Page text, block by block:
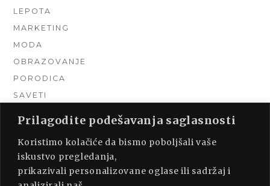
Prilagodite podešavanja saglasnosti
Koristimo kolačiće da bismo poboljšali vaše
iskustvo pregledanja,
prikazivali personalizovane oglase ili sadržaj i
LEPOTA
MARKETING
MODA
OBRAZOVANJE
PORODICA
SAVETI
TURIZAM
UNCATEGORIZED
URADI SAM
UREĐENJE DOMA